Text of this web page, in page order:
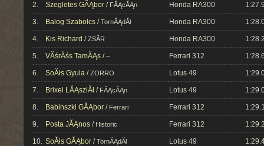
2. Szegletes GĂĄbor / FĂĄcĂĄn Honda RA300
3. Balog Szabolcs /TornĂĄdĂł Honda RA300
4. Kis Richard /ZSĂR Honda RA300
5. VĂśrĂśs TamĂĄs /– Ferrari 312
6. SoĂłs Gyula /ZORRO Lotus 49
7. Brixel LĂĄszlĂł / FĂĄcĂĄn Lotus 49
8. Babinszki GĂĄbor / Ferrari Ferrari 312
9. Posta JĂĄnos / Historic Ferrari 312
10. SoĂłs GĂĄbor /TornĂĄdĂł Lotus 49